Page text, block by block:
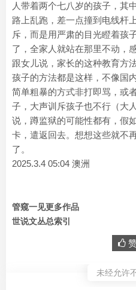
人带着两个七八岁的孩子，其
路上乱跑，差一点撞到电线杆
斥，而是用严肃的目光瞪着孩
了，全家人就站在那里不动，
跟女儿说，家长的这种教育方
孩子的方法都是这样，不像国
简单粗暴的方式非打即骂，或
子，大声训斥孩子也不行（大
说，蹲监狱的可能性都有，假
卡，遣返回去。想想这些就不
了。
2025.3.4 05:04 澳洲
管窥一见更多作品
世说文丛总索引
未经允许